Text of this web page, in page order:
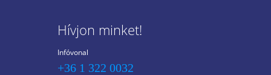
Hívjon minket!
Infóvonal
+36 1 322 0032